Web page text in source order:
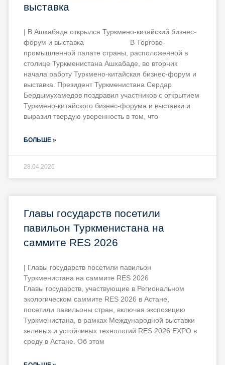
выставка
| В Ашхабаде открылся Туркмено-китайский бизнес-
форум и выставка В Торгово-
промышленной палате страны, расположенной в
столице Туркменистана Ашхабаде, во вторник
начала работу Туркмено-китайская бизнес-форум и
выставка. Президент Туркменистана Сердар
Бердымухамедов поздравил участников с открытием
Туркмено-китайского бизнес-форума и выставки и
выразил твердую уверенность в том, что
БОЛЬШЕ »
28.04.2026
Главы государств посетили
павильон Туркменистана на
саммите RES 2026
| Главы государств посетили павильон
Туркменистана на саммите RES 2026
Главы государств, участвующие в Региональном
экологическом саммите RES 2026 в Астане,
посетили павильоны стран, включая экспозицию
Туркменистана, в рамках Международной выставки
зеленых и устойчивых технологий RES 2026 EXPO в
среду в Астане. Об этом